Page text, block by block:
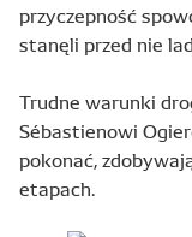
przyczepność
stanęli przed nie
Trudne warunki
Sébastienowi
pokonać,
etapach.